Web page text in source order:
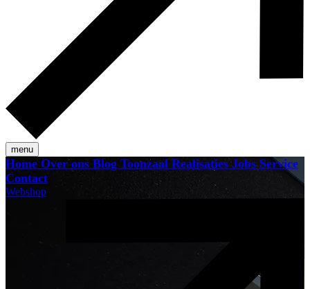
menu
Home Over onsBlog Toonzaal RealisatiesJobs Service
Contact
Webshop